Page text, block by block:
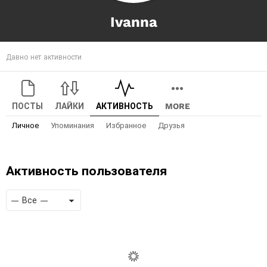
Ivanna
Давно нет активности
ПОСТЫ ЛАЙКИ АКТИВНОСТЬ MORE
Личное Упоминания Избранное Друзья
Активность пользователя